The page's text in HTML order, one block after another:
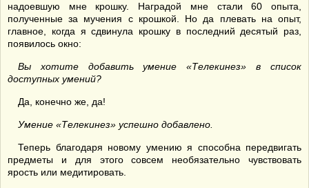
надоевшую мне крошку. Наградой мне стали 60 опыта,
полученные за мучения с крошкой. Но да плевать на опыт,
главное, когда я сдвинула крошку в последний десятый раз,
появилось окно:
Вы хотите добавить умение «Телекинез» в список
доступных умений?
Да, конечно же, да!
Умение «Телекинез» успешно добавлено.
Теперь благодаря новому умению я способна передвигать
предметы и для этого совсем необязательно чувствовать
ярость или медитировать.